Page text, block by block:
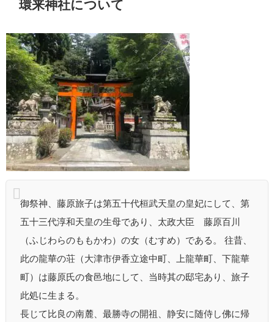
環来神社について
御祭神、藤原旅子は第五十代桓武天皇の皇妃にして、第
五十三代淳和天皇の生母であり、太政大臣 藤原百川
（ふじわらのももかわ）の女（むすめ）である。 往昔、
此の龍華の荘（大津市伊香立途中町、上龍華町、下龍華
町）は藤原氏の食邑地にして、当時其の邸宅あり、旅子
此処に生まる。
長じて比良の南麓、最勝寺の開祖、静安に随侍し佛に帰